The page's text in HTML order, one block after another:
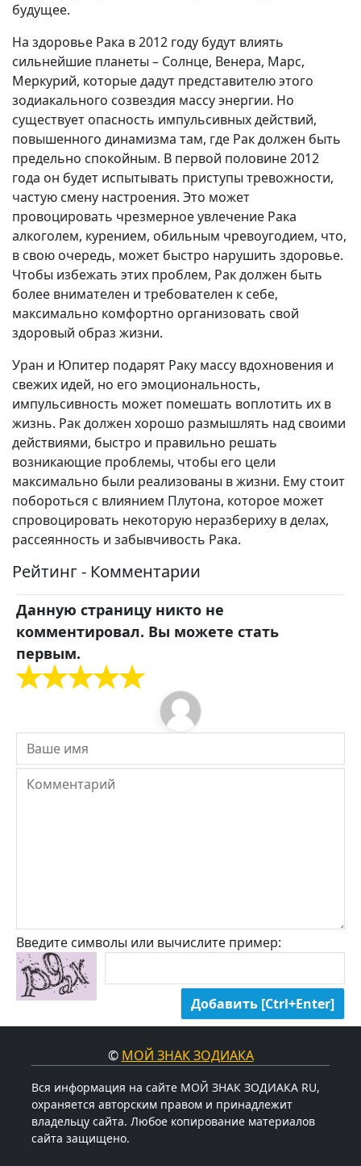
будущее.
На здоровье Рака в 2012 году будут влиять
сильнейшие планеты – Солнце, Венера, Марс,
Меркурий, которые дадут представителю этого
зодиакального созвездия массу энергии. Но
существует опасность импульсивных действий,
повышенного динамизма там, где Рак должен быть
предельно спокойным. В первой половине 2012
года он будет испытывать приступы тревожности,
частую смену настроения. Это может
провоцировать чрезмерное увлечение Рака
алкоголем, курением, обильным чревоугодием, что,
в свою очередь, может быстро нарушить здоровье.
Чтобы избежать этих проблем, Рак должен быть
более внимателен и требователен к себе,
максимально комфортно организовать свой
здоровый образ жизни.
Уран и Юпитер подарят Раку массу вдохновения и
свежих идей, но его эмоциональность,
импульсивность может помешать воплотить их в
жизнь. Рак должен хорошо размышлять над своими
действиями, быстро и правильно решать
возникающие проблемы, чтобы его цели
максимально были реализованы в жизни. Ему стоит
побороться с влиянием Плутона, которое может
спровоцировать некоторую неразбериху в делах,
рассеянность и забывчивость Рака.
Рейтинг - Комментарии
Данную страницу никто не
комментировал. Вы можете стать
первым.
Введите символы или вычислите пример:
© МОЙ ЗНАК ЗОДИАКА
Вся информация на сайте МОЙ ЗНАК ЗОДИАКА RU,
охраняется авторским правом и принадлежит
владельцу сайта. Любое копирование материалов
сайта защищено.